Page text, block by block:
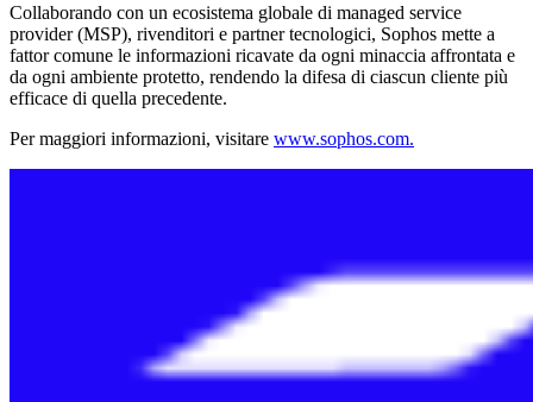
Collaborando con un ecosistema globale di managed service
provider (MSP), rivenditori e partner tecnologici, Sophos mette a
fattor comune le informazioni ricavate da ogni minaccia affrontata e
da ogni ambiente protetto, rendendo la difesa di ciascun cliente più
efficace di quella precedente.
Per maggiori informazioni, visitare www.sophos.com.